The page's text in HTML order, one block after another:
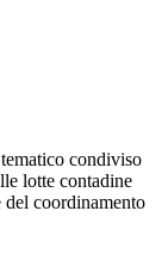
condiviso
lotte contadine
del coordinamento